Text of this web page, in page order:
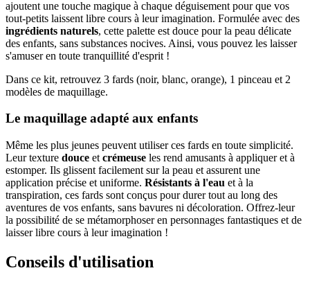
ajoutent une touche magique à chaque déguisement pour que vos
tout-petits laissent libre cours à leur imagination. Formulée avec des
ingrédients naturels, cette palette est douce pour la peau délicate
des enfants, sans substances nocives. Ainsi, vous pouvez les laisser
s'amuser en toute tranquillité d'esprit !
Dans ce kit, retrouvez 3 fards (noir, blanc, orange), 1 pinceau et 2
modèles de maquillage.
Le maquillage adapté aux enfants
Même les plus jeunes peuvent utiliser ces fards en toute simplicité.
Leur texture douce et crémeuse les rend amusants à appliquer et à
estomper. Ils glissent facilement sur la peau et assurent une
application précise et uniforme. Résistants à l'eau et à la
transpiration, ces fards sont conçus pour durer tout au long des
aventures de vos enfants, sans bavures ni décoloration. Offrez-leur
la possibilité de se métamorphoser en personnages fantastiques et de
laisser libre cours à leur imagination !
Conseils d'utilisation